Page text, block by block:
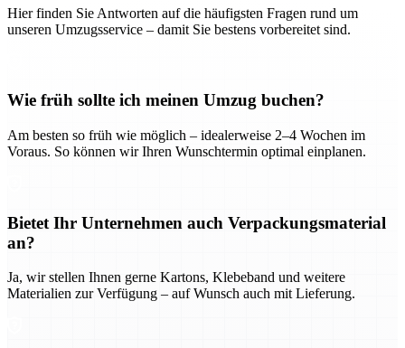
Hier finden Sie Antworten auf die häufigsten Fragen rund um
unseren Umzugsservice – damit Sie bestens vorbereitet sind.
Wie früh sollte ich meinen Umzug buchen?
Am besten so früh wie möglich – idealerweise 2–4 Wochen im
Voraus. So können wir Ihren Wunschtermin optimal einplanen.
Bietet Ihr Unternehmen auch Verpackungsmaterial
an?
Ja, wir stellen Ihnen gerne Kartons, Klebeband und weitere
Materialien zur Verfügung – auf Wunsch auch mit Lieferung.